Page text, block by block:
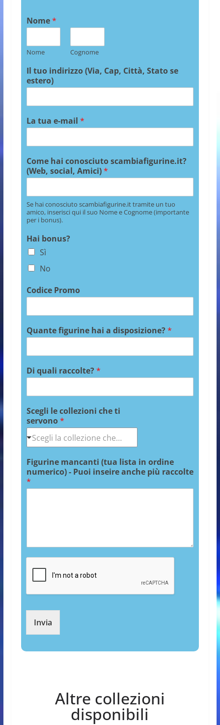
Nome*
Nome Cognome
Il tuo indirizzo (Via, Cap, Città, Stato se
estero)
La tua e-mail *
Come hai conosciuto scambiafigurine.it?
(Web, social, Amici)*
Se hai conosciuto scambiafigurine.it tramite un tuo
amico, inserisci qui il suo Nome e Cognome (importante
per i bonus).
Hai bonus?
Sì
No
Codice Promo
Quante figurine hai a disposizione?*
Di quali raccolte?*
Scegli le collezioni che ti
servono*
Figurine mancanti (tua lista in ordine
numerico) - Puoi inseire anche più raccolte
*
Invia
Altre collezioni
disponibili